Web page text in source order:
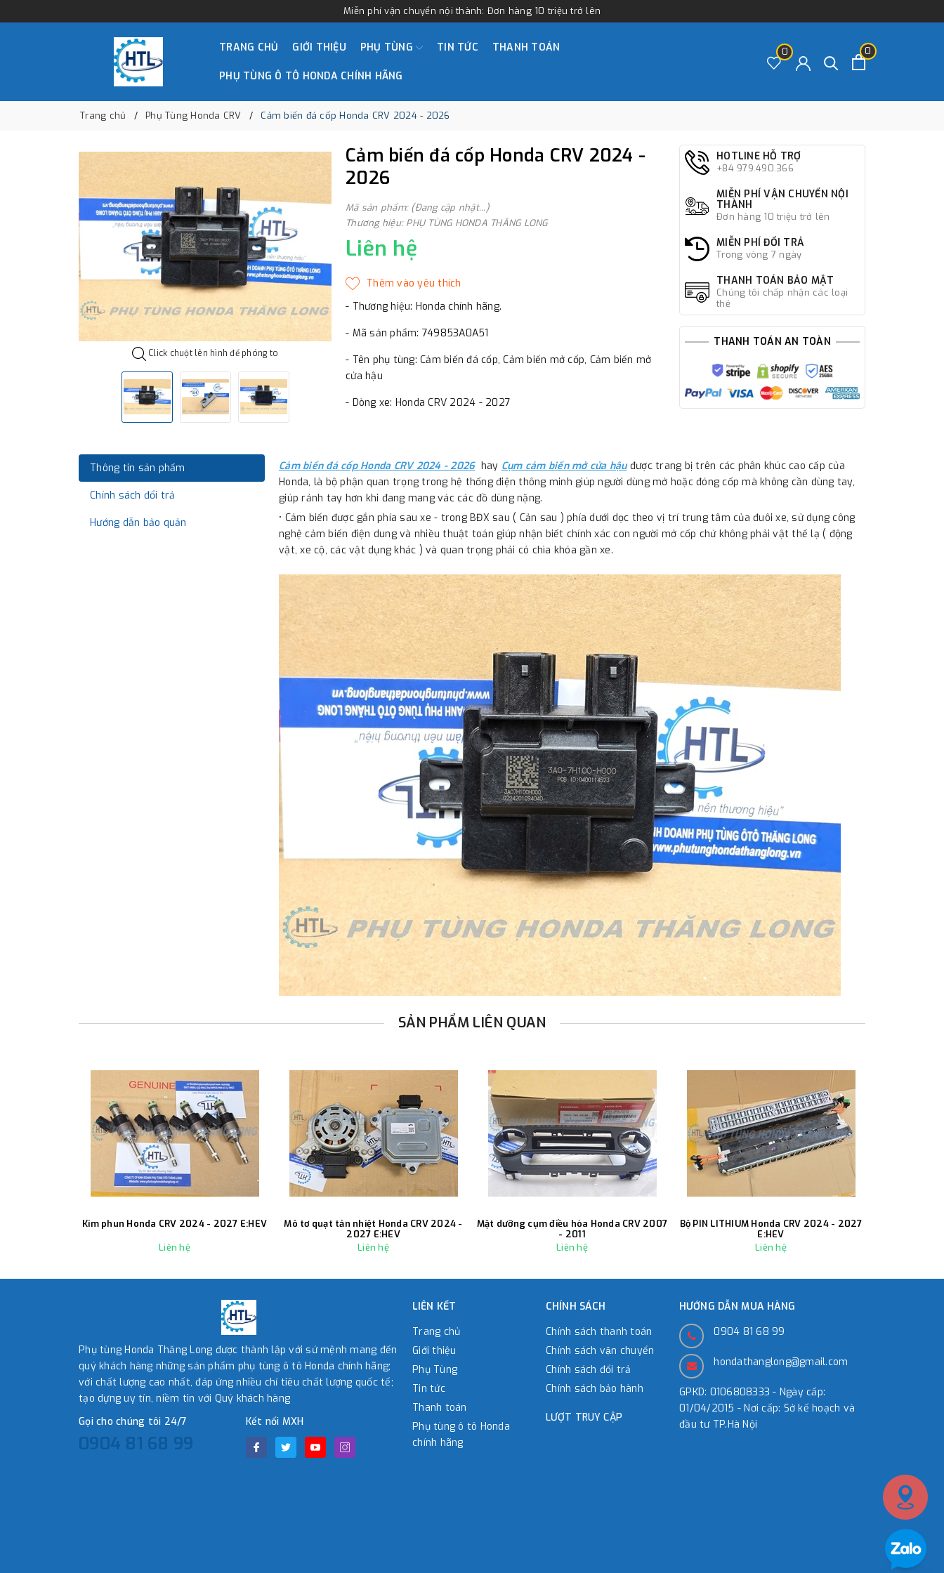
Miễn phí vận chuyển nội thành: Đơn hàng 10 triệu trở lên
TRANG CHỦ GIỚI THIỆU PHỤ TÙNG TIN TỨC THANH TOÁN
PHỤ TÙNG Ô TÔ HONDA CHÍNH HÃNG
0 0
Trang chủ Phụ Tùng Honda CRV Cảm biến đá cốp Honda CRV 2024 - 2026
Click chuột lên hình để phóng to
Cảm biến đá cốp Honda CRV 2024 -
2026
Mã sản phẩm: (Đang cập nhật...)
Thương hiệu: PHỤ TÙNG HONDA THĂNG LONG
Liên hệ
- Thương hiệu: Honda chính hãng.
- Mã sản phẩm: 749853A0A51
- Tên phụ tùng: Cảm biến đá cốp, Cảm biến mở cốp, Cảm biến mở
cửa hậu
- Dòng xe: Honda CRV 2024 - 2027
HOTLINE HỖ TRỢ
+84 979.490.366
MIỄN PHÍ VẬN CHUYỂN NỘI
THÀNH
Đơn hàng 10 triệu trở lên
MIỄN PHÍ ĐỔI TRẢ
Trong vòng 7 ngày
THANH TOÁN BẢO MẬT
Chúng tôi chấp nhận các loại
thẻ
THANH TOÁN AN TOÀN
Thông tin sản phẩm
Chính sách đổi trả
Hướng dẫn bảo quản
Cảm biến đá cốp Honda CRV 2024 - 2026hay Cụm cảm biến mở cửa hậuđược trang bị trên các phân khúc cao cấp của
Honda, là bộ phận quan trọng trong hệ thống điện thông minh giúp người dùng mở hoặc đóng cốp mà không cần dùng tay,
giúp rảnh tay hơn khi đang mang vác các đồ dùng nặng.
• Cảm biến được gắn phía sau xe - trong BĐX sau ( Cản sau ) phía dưới dọc theo vị trí trung tâm của đuôi xe, sử dụng công
nghệ cảm biến điện dung và nhiều thuật toán giúp nhận biết chính xác con người mở cốp chứ không phải vật thể lạ ( động
vật, xe cộ, các vật dụng khác ) và quan trọng phải có chìa khóa gần xe.
SẢN PHẨM LIÊN QUAN
Kim phun Honda CRV 2024 - 2027 E:HEV
Liên hệ
Mô tơ quạt tản nhiệt Honda CRV 2024 -
2027 E:HEV
Liên hệ
Mặt dưỡng cụm điều hòa Honda CRV 2007
- 2011
Liên hệ
Bộ PIN LITHIUM Honda CRV 2024 - 2027
E:HEV
Liên hệ
Phụ tùng Honda Thăng Long được thành lập với sứ mệnh mang đến
quý khách hàng những sản phẩm phụ tùng ô tô Honda chính hãng;
với chất lượng cao nhất, đáp ứng nhiều chỉ tiêu chất lượng quốc tế;
tạo dựng uy tín, niềm tin với Quý khách hàng
Gọi cho chúng tôi 24/7
0904 81 68 99
Kết nối MXH
LIÊN KẾT
Trang chủ
Giới thiệu
Phụ Tùng
Tin tức
Thanh toán
Phụ tùng ô tô Honda
chính hãng
CHÍNH SÁCH
Chính sách thanh toán
Chính sách vận chuyển
Chính sách đổi trả
Chính sách bảo hành
LƯỢT TRUY CẬP
HƯỚNG DẪN MUA HÀNG
0904 81 68 99
hondathanglong@gmail.com
GPKD: 0106808333 - Ngày cấp:
01/04/2015 - Nơi cấp: Sở kế hoạch và
đầu tư TP.Hà Nội